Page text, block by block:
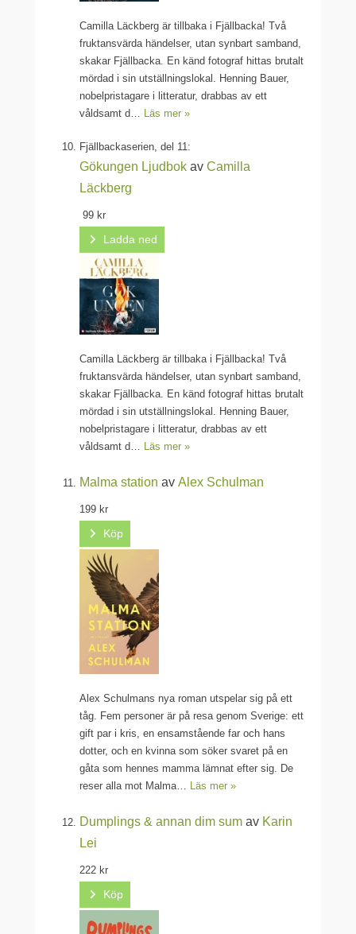
Camilla Läckberg är tillbaka i Fjällbacka! Två
fruktansvärda händelser, utan synbart samband,
skakar Fjällbacka. En känd fotograf hittas brutalt
mördad i sin utställningslokal. Henning Bauer,
nobelpristagare i litteratur, drabbas av ett
våldsamt d… Läs mer »
Fjällbackaserien, del 11:
Gökungen Ljudbok av Camilla
Läckberg
99 kr
Ladda ned
Camilla Läckberg är tillbaka i Fjällbacka! Två
fruktansvärda händelser, utan synbart samband,
skakar Fjällbacka. En känd fotograf hittas brutalt
mördad i sin utställningslokal. Henning Bauer,
nobelpristagare i litteratur, drabbas av ett
våldsamt d… Läs mer »
Malma station av Alex Schulman
199 kr
Köp
Alex Schulmans nya roman utspelar sig på ett
tåg. Fem personer är på resa genom Sverige: ett
gift par i kris, en ensamstående far och hans
dotter, och en kvinna som söker svaret på en
gåta som hennes mamma lämnat efter sig. De
reser alla mot Malma… Läs mer »
Dumplings & annan dim sum av Karin
Lei
222 kr
Köp